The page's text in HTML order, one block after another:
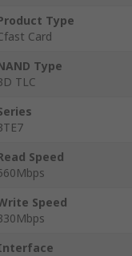
Type
Card
Type
TLC
Speed
Speed